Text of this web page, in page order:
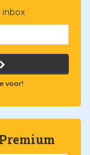
inbox
voor!